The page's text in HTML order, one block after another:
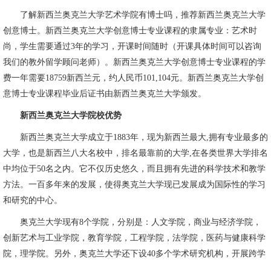
了解新西兰奥克兰大学艺术学院有博士吗，推荐新西兰奥克兰大学
创意博士。新西兰奥克兰大学创意博士专业课程的隶属专业：艺术时
尚，学生需要通过3年的学习，开课时间随时（开课具体时间可以咨询
我们的教外留学顾问老师）。新西兰奥克兰大学创意博士专业课程的学
费一年需要18759新西兰元，约人民币101,104元。新西兰奥克兰大学创
意博士专业课程毕业后证书由新西兰奥克兰大学颁发。
新西兰奥克兰大学院校优势
新西兰奥克兰大学成立于1883年，现为新西兰最大,拥有专业最多的
大学，也是新西兰八大名校中，排名最靠前的大学,在各类世界大学排名
中均位于50名之内。它不仅历史悠久，而且拥有先进的科学技术和教学
方法。一百多年来的发展，使得奥克兰大学现已发展成为国际性的学习
和研究的中心。
奥克兰大学现有8个学院，分别是：人文学院，商业与经济学院，
创新艺术与工业学院，教育学院，工程学院，法学院，医药与健康科学
院，理学院。另外，奥克兰大学还下设40多个学术研究机构，开展跨学